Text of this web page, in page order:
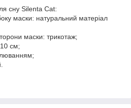
сну Silenta Cat:
маски: натуральний матеріал
маски: трикотаж;
см;